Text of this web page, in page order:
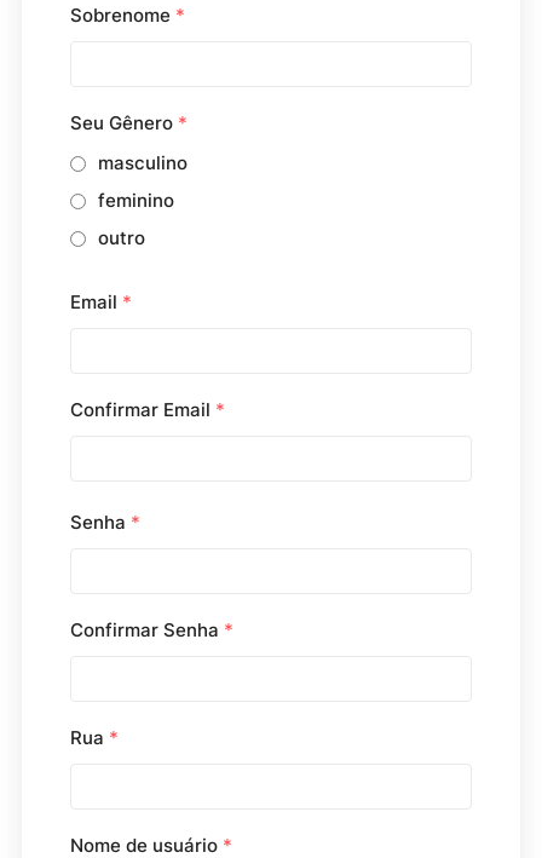
Sobrenome *
Seu Gênero *
masculino
feminino
outro
Email *
Confirmar Email *
Senha *
Confirmar Senha *
Rua *
Nome de usuário *